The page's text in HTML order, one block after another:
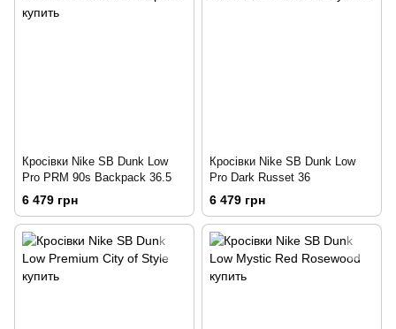
Кросівки Nike SB Dunk Low
Pro PRM 90s Backpack 36.5
6 479 грн
Кросівки Nike SB Dunk Low
Pro Dark Russet 36
6 479 грн